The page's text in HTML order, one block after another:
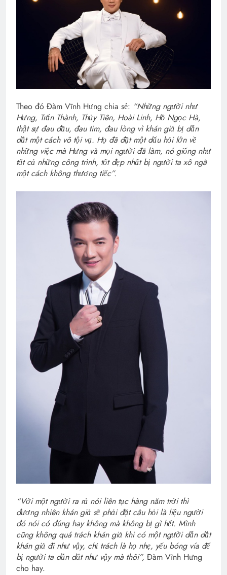
Theo đó Đàm Vĩnh Hưng chia sẻ: “Những người như
Hưng, Trấn Thành, Thủy Tiên, Hoài Linh, Hồ Ngọc Hà,
thật sự đau đầu, đau tim, đau lòng vì khán giả bị dẫn
dắt một cách vô tội vạ. Họ đã đặt một dấu hỏi lớn về
những việc mà Hưng và mọi người đã làm, nó giống như
tất cả những công trình, tốt đẹp nhất bị người ta xô ngã
một cách không thương tiếc”.
“Với một người ra rả nói liên tục hàng năm trời thì
đương nhiên khán giả sẽ phải đặt câu hỏi là liệu người
đó nói có đúng hay không mà không bị gì hết. Mình
cũng không quá trách khán giả khi có một người dẫn dắt
khán giả đi như vậy, chỉ trách là họ nhẹ, yếu bóng vía để
bị người ta dẫn dắt như vậy mà thôi”, Đàm Vĩnh Hưng
cho hay.